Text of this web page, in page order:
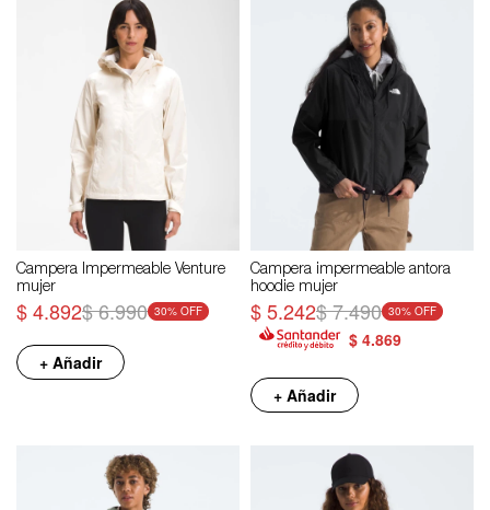
Campera Impermeable Venture
mujer
$4.892$6.990 30
+ Añadir
Campera impermeable antora
hoodie mujer
$5.242$7.490 30
$ 4.869
+ Añadir